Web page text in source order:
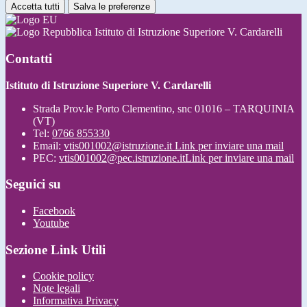
Accetta tutti Salva le preferenze
Istituto di Istruzione Superiore V. Cardarelli
Contatti
Istituto di Istruzione Superiore V. Cardarelli
Strada Prov.le Porto Clementino, snc 01016 – TARQUINIA
(VT)
Tel: 0766 855330
Email: vtis001002@istruzione.it Link per inviare una mail
PEC: vtis001002@pec.istruzione.itLink per inviare una mail
Seguici su
Facebook
Youtube
Sezione Link Utili
Cookie policy
Note legali
Informativa Privacy